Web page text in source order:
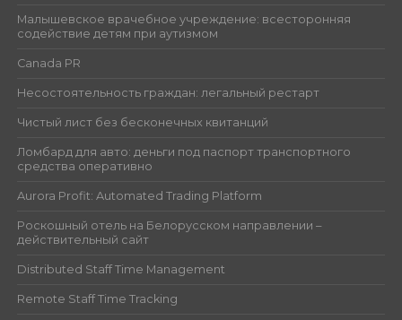
Малышевское врачебное учреждение: всесторонняя
содействие детям при аутизмом
Canada PR
Несостоятельность граждан: легальный рестарт
Чистый лист без бесконечных квитанций
Ломбард для авто: деньги под паспорт транспортного
средства оперативно
Aurora Profit: Automated Trading Platform
Роскошный отель на Белорусском направлении –
действительный сайт
Distributed Staff Time Management
Remote Staff Time Tracking